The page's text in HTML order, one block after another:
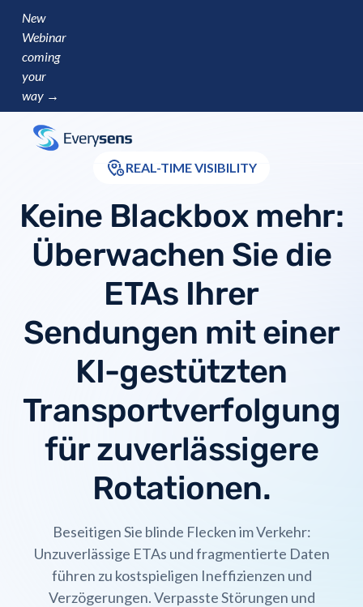
New
Webinar
coming
your
way →
REAL-TIME VISIBILITY
Keine Blackbox mehr:
Überwachen Sie die
ETAs Ihrer
Sendungen mit einer
KI-gestützten
Transportverfolgung
für zuverlässigere
Rotationen.
Beseitigen Sie blinde Flecken im Verkehr:
Unzuverlässige ETAs und fragmentierte Daten
führen zu kostspieligen Ineffizienzen und
Verzögerungen. Verpasste Störungen und